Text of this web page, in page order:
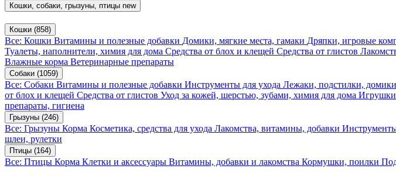
Кошки, собаки, грызуны, птицы new
Кошки (858)
Все: Кошки Витамины и полезные добавки Домики, мягкие места, гамаки Дряпки, игровые
Туалеты, наполнители, химия для дома Средства от блох и клещей Средства от глистов
Влажные корма Ветеринарные препараты
Собаки (1059)
Все: Собаки Витамины и полезные добавки Инструменты для ухода Лежаки, подстилки, домики
от блох и клещей Средства от глистов Уход за кожей, шерстью, зубами, химия для дома Игрушки
препараты, гигиена
Грызуны (246)
Все: Грызуны Корма Косметика, средства для ухода Лакомства, витамины, добавки
шлеи, рулетки
Птицы (164)
Все: Птицы Корма Клетки и аксессуары Витамины, добавки и лакомства Кормушки, поилки